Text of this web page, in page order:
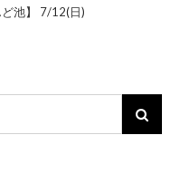
池】 7/12(日)